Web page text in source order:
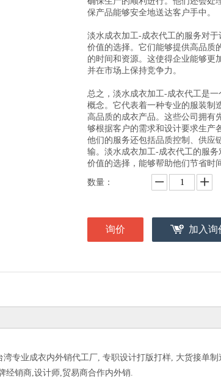
保产品能够安全地送达客户手中。
淡水成衣加工-成衣代工的服务对
价值的选择。它们能够提供高品质
的时间和资源。这使得企业能够更
并在市场上保持竞争力。
总之，淡水成衣加工-成衣代工是
概念。它代表着一种专业的服装制
高品质的成衣产品。这些公司拥有
够根据客户的需求和设计要求生产
他们的服务还包括品质控制、供应
输。淡水成衣加工-成衣代工的服
价值的选择，能够帮助他们节省时
数量：
询价 加入询
专业成衣内外销代工厂, 专职设计打版打样, 大货接单
经销商,设计师,贸易商合作内外销.